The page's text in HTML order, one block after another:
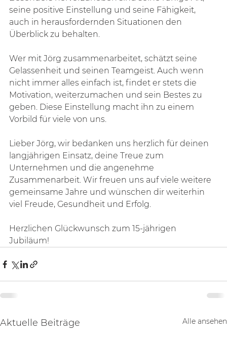
seine positive Einstellung und seine Fähigkeit,
auch in herausfordernden Situationen den
Überblick zu behalten.
Wer mit Jörg zusammenarbeitet, schätzt seine
Gelassenheit und seinen Teamgeist. Auch wenn
nicht immer alles einfach ist, findet er stets die
Motivation, weiterzumachen und sein Bestes zu
geben. Diese Einstellung macht ihn zu einem
Vorbild für viele von uns.
Lieber Jörg, wir bedanken uns herzlich für deinen
langjährigen Einsatz, deine Treue zum
Unternehmen und die angenehme
Zusammenarbeit. Wir freuen uns auf viele weitere
gemeinsame Jahre und wünschen dir weiterhin
viel Freude, Gesundheit und Erfolg.
Herzlichen Glückwunsch zum 15-jährigen
Jubiläum!
Aktuelle Beiträge Alle ansehen